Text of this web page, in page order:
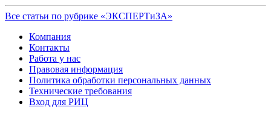
Все статьи по рубрике «ЭКСПЕРТиЗА»
Компания
Контакты
Работа у нас
Правовая информация
Политика обработки персональных данных
Технические требования
Вход для РИЦ